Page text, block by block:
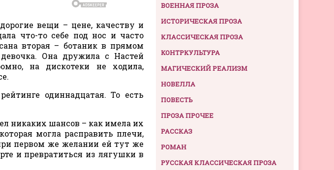
вещи – цене, качеству и
что-то себе под нос и часто
вторая – ботаник в прямом
Она дружила с Настей
на дискотеки не ходила,
одиннадцатая. То есть
никаких шансов – как имела их
могла расправить плечи,
первом же желании ей тут же
и превратиться из лягушки в
ВОЕННАЯ ПРОЗА
ИСТОРИЧЕСКАЯ ПРОЗА
КЛАССИЧЕСКАЯ ПРОЗА
КОНТРКУЛЬТУРА
МАГИЧЕСКИЙ РЕАЛИЗМ
НОВЕЛЛА
ПОВЕСТЬ
ПРОЗА ПРОЧЕЕ
РАССКАЗ
РОМАН
РУССКАЯ КЛАССИЧЕСКАЯ ПРОЗА